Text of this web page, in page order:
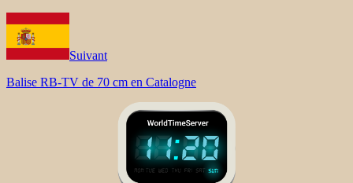
Suivant
Balise RB-TV de 70 cm en Catalogne